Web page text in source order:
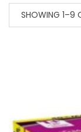
SHOWING 1–9